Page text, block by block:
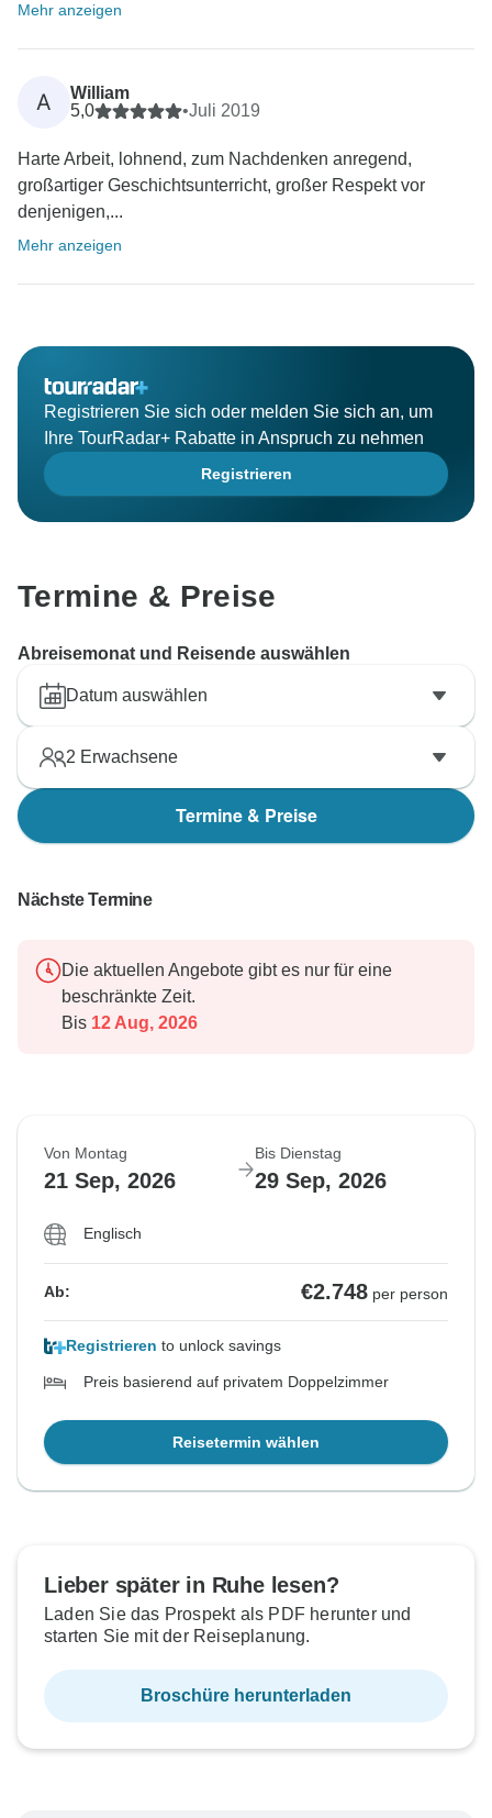
Mehr anzeigen
A
William
5,0
•Juli 2019
Harte Arbeit, lohnend, zum Nachdenken anregend,
großartiger Geschichtsunterricht, großer Respekt vor
denjenigen,...
Mehr anzeigen
Registrieren Sie sich oder melden Sie sich an, um
Ihre TourRadar+ Rabatte in Anspruch zu nehmen
Registrieren
Termine & Preise
Abreisemonat und Reisende auswählen
Datum auswählen
2 Erwachsene
Termine & Preise
Nächste Termine
Die aktuellen Angebote gibt es nur für eine
beschränkte Zeit.
Bis 12 Aug, 2026
Von Montag
21 Sep, 2026
Bis Dienstag
29 Sep, 2026
Englisch
Ab: €2.748 per person
Registrieren to unlock savings
Preis basierend auf privatem Doppelzimmer
Reisetermin wählen
Lieber später in Ruhe lesen?
Laden Sie das Prospekt als PDF herunter und
starten Sie mit der Reiseplanung.
Broschüre herunterladen